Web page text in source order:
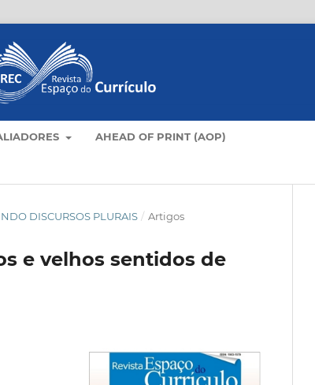
AHEAD OF PRINT (AOP)
DISCURSOS PLURAIS / Artigos
e velhos sentidos de